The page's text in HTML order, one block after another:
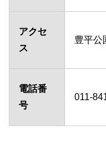
アクセ
ス
豊平公
電話番
号
011-